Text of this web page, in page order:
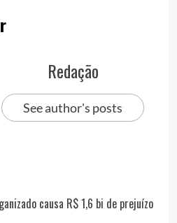
Redação
See author's posts
causa R$ 1,6 bi de prejuízo